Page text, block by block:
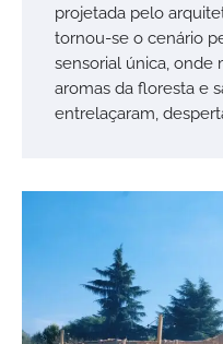
projetada pelo
tornou-se o cenário
sensorial única, onde
aromas da floresta e
entrelaçaram,